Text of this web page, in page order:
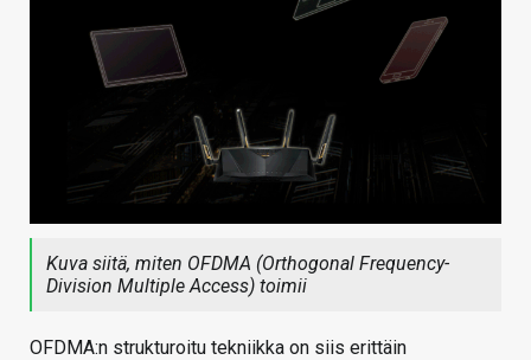
Kuva siitä, miten OFDMA (Orthogonal Frequency-
Division Multiple Access) toimii
OFDMA:n strukturoitu tekniikka on siis erittäin